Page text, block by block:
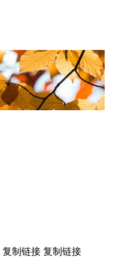
复制链接 复制链接